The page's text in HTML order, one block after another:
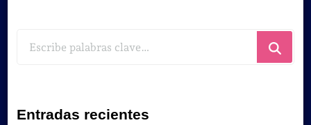
Entradas recientes